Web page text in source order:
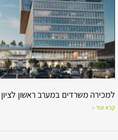
למכירה משרדים במערב ראשון לציון
קרא עוד »